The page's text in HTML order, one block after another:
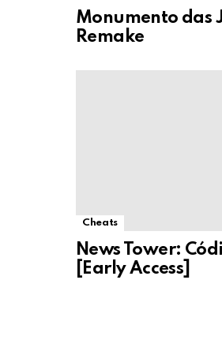
Monumento das
Remake
Cheats
News Tower:
[Early Access]